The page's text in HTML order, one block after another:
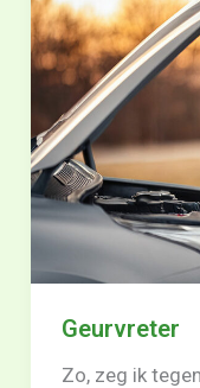
Geurvreter
Zo, zeg ik